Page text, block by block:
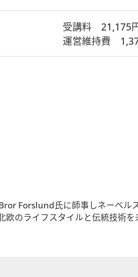
受講料 21,175
運営維持費
Forslund氏に師事しネーベ
のライフスタイルと伝統技術を